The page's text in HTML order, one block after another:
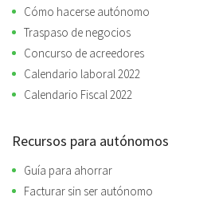
Cómo hacerse autónomo
Traspaso de negocios
Concurso de acreedores
Calendario laboral 2022
Calendario Fiscal 2022
Recursos para autónomos
Guía para ahorrar
Facturar sin ser autónomo